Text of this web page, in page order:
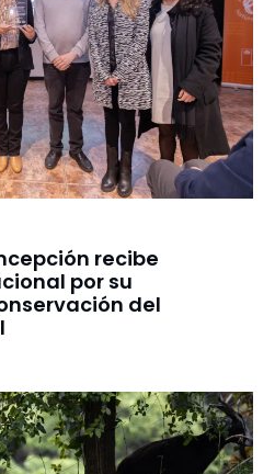
recibe
por su
del